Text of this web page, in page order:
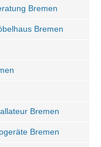
Bremen
Bremen
Bremen
Bremen